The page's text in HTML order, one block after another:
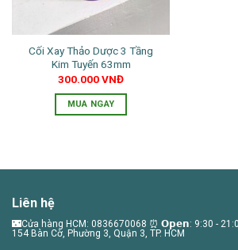
Cối Xay Thảo Dược 3 Tầng
Kim Tuyến 63mm
300.000VNĐ
MUA NGAY
Liên hệ
🌃Cửa hàng HCM: 0836670068 ⏰ 𝗢𝗽𝗲𝗻: 9:30 -
154 Bàn Cờ, Phường 3, Quận 3, TP. HCM